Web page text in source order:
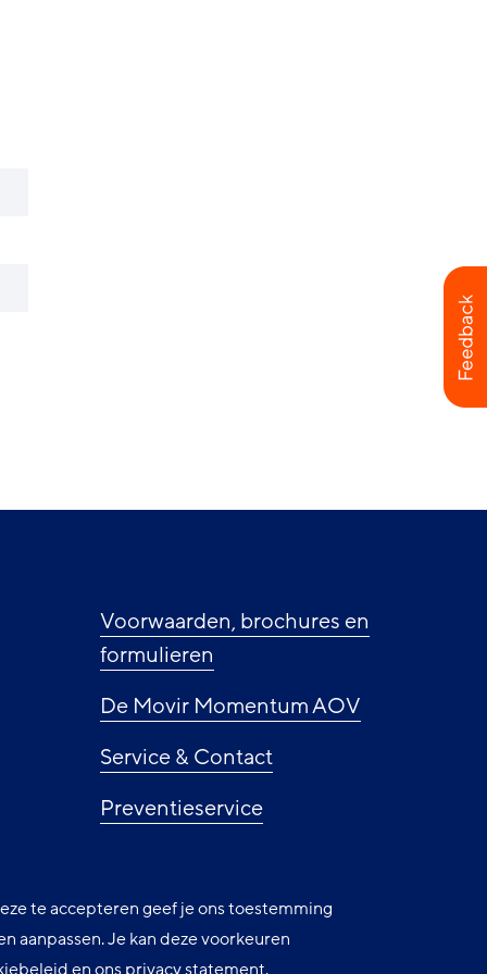
te accepteren geef je ons toestemming
aanpassen. Je kan deze voorkeuren
Voorwaarden, brochures en
formulieren
De Movir Momentum AOV
Service & Contact
Preventieservice
Cookie instellingen